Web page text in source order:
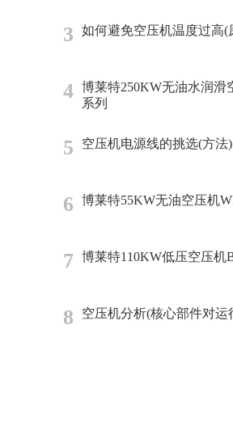
3 如何避免空压机温度过高(
4
博莱特250KW无油水润滑
系列
5 空压机电源线的挑选(方法)
6 博莱特55KW无油空压机
7 博莱特110KW低压空压机
8 空压机分析(核心部件对运